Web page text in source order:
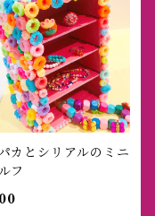
カとシリアルのミニ
フ